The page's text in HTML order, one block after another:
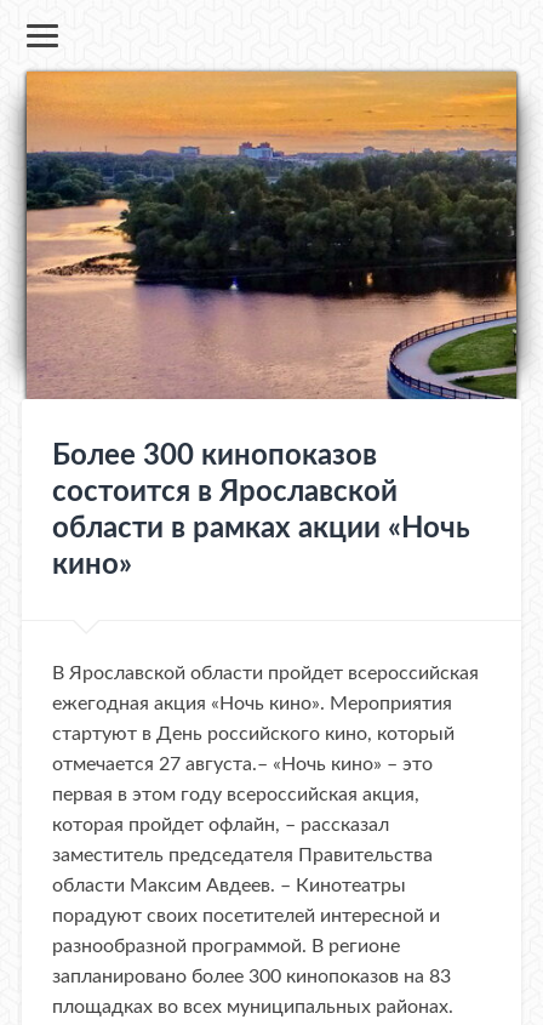
Более 300 кинопоказов
состоится в Ярославской
области в рамках акции «Ночь
кино»
​В Ярославской области пройдет всероссийская
ежегодная акция «Ночь кино». Мероприятия
стартуют в День российского кино, который
отмечается 27 августа.– «Ночь кино» – это
первая в этом году всероссийская акция,
которая пройдет офлайн, – рассказал
заместитель председателя Правительства
области Максим Авдеев. – Кинотеатры
порадуют своих посетителей интересной и
разнообразной программой. В регионе
запланировано более 300 кинопоказов на 83
площадках во всех муниципальных районах.